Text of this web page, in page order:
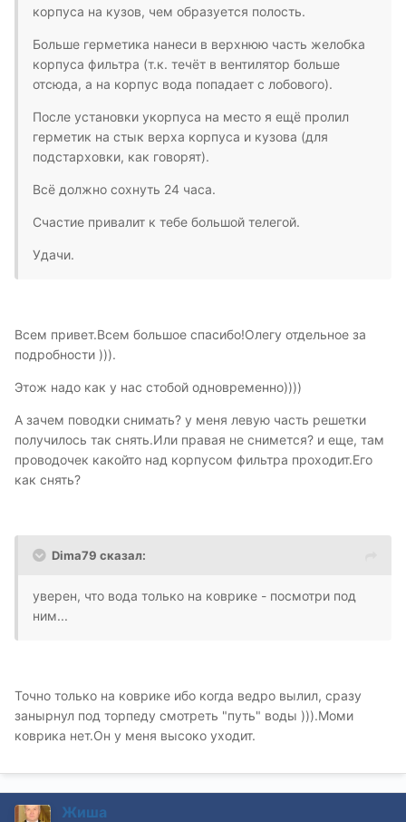
корпуса на кузов, чем образуется полость.
Больше герметика нанеси в верхнюю часть желобка
корпуса фильтра (т.к. течёт в вентилятор больше
отсюда, а на корпус вода попадает с лобового).
После установки укорпуса на место я ещё пролил
герметик на стык верха корпуса и кузова (для
подстарховки, как говорят).
Всё должно сохнуть 24 часа.
Счастие привалит к тебе большой телегой.
Удачи.
Всем привет.Всем большое спасибо!Олегу отдельное за
подробности ))).
Этож надо как у нас стобой одновременно))))
А зачем поводки снимать? у меня левую часть решетки
получилось так снять.Или правая не снимется? и еще, там
проводочек какойто над корпусом фильтра проходит.Его
как снять?
Dima79 сказал:
уверен, что вода только на коврике - посмотри под
ним...
Точно только на коврике ибо когда ведро вылил, сразу
занырнул под торпеду смотреть "путь" воды ))).Моми
коврика нет.Он у меня высоко уходит.
Жиша